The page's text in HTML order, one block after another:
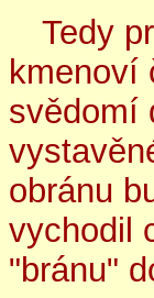
Tedy
kmenoví
svědomí
obránu
vychodil
"bránu"